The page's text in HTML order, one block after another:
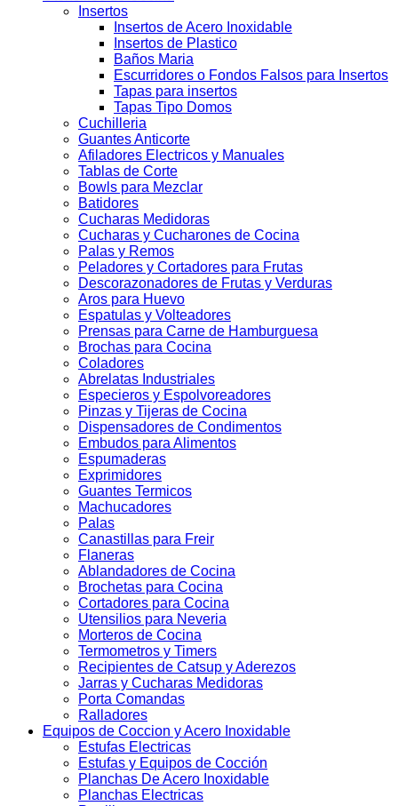
Insertos
Insertos de Acero Inoxidable
Insertos de Plastico
Baños Maria
Escurridores o Fondos Falsos para Insertos
Tapas para insertos
Tapas Tipo Domos
Cuchilleria
Guantes Anticorte
Afiladores Electricos y Manuales
Tablas de Corte
Bowls para Mezclar
Batidores
Cucharas Medidoras
Cucharas y Cucharones de Cocina
Palas y Remos
Peladores y Cortadores para Frutas
Descorazonadores de Frutas y Verduras
Aros para Huevo
Espatulas y Volteadores
Prensas para Carne de Hamburguesa
Brochas para Cocina
Coladores
Abrelatas Industriales
Especieros y Espolvoreadores
Pinzas y Tijeras de Cocina
Dispensadores de Condimentos
Embudos para Alimentos
Espumaderas
Exprimidores
Guantes Termicos
Machucadores
Palas
Canastillas para Freir
Flaneras
Ablandadores de Cocina
Brochetas para Cocina
Cortadores para Cocina
Utensilios para Neveria
Morteros de Cocina
Termometros y Timers
Recipientes de Catsup y Aderezos
Jarras y Cucharas Medidoras
Porta Comandas
Ralladores
Equipos de Coccion y Acero Inoxidable
Estufas Electricas
Estufas y Equipos de Cocción
Planchas De Acero Inoxidable
Planchas Electricas